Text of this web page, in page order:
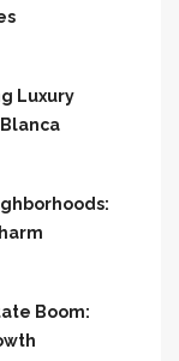
Luxury
Boom: